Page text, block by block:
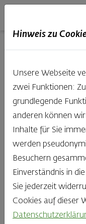
Alles
Hinweis zu
Unsere Webseite
zwei Funktionen:
grundlegende
anderen können
Inhalte für Sie
werden
Besuchern
Einverständnis in
Sie jederzeit
Cookies auf dieser